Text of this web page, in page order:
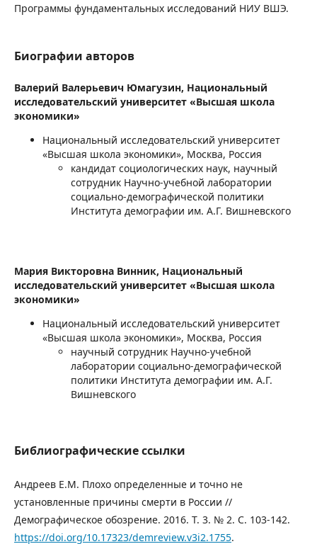
Программы фундаментальных исследований НИУ ВШЭ.
Биографии авторов
Валерий Валерьевич Юмагузин, Национальный
исследовательский университет «Высшая школа
экономики»
Национальный исследовательский университет
«Высшая школа экономики», Москва, Россия
кандидат социологических наук, научный
сотрудник Научно-учебной лаборатории
социально-демографической политики
Института демографии им. А.Г. Вишневского
Мария Викторовна Винник, Национальный
исследовательский университет «Высшая школа
экономики»
Национальный исследовательский университет
«Высшая школа экономики», Москва, Россия
научный сотрудник Научно-учебной
лаборатории социально-демографической
политики Института демографии им. А.Г.
Вишневского
Библиографические ссылки
Андреев Е.М. Плохо определенные и точно не
установленные причины смерти в России //
Демографическое обозрение. 2016. Т. 3. № 2. С. 103-142.
https://doi.org/10.17323/demreview.v3i2.1755.